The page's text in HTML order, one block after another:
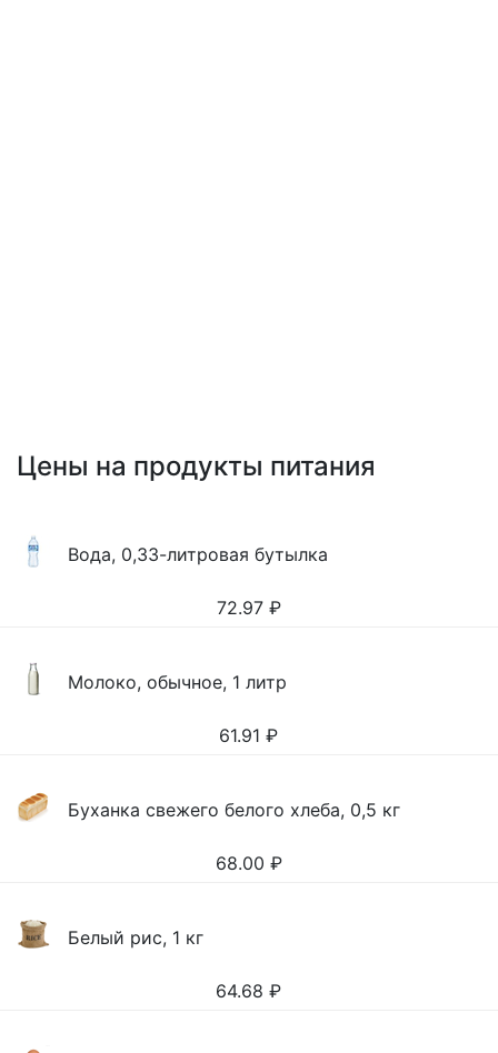
Цены на продукты питания
Вода, 0,33-литровая бутылка
72.97 ₽
Молоко, обычное, 1 литр
61.91 ₽
Буханка свежего белого хлеба, 0,5 кг
68.00 ₽
Белый рис, 1 кг
64.68 ₽